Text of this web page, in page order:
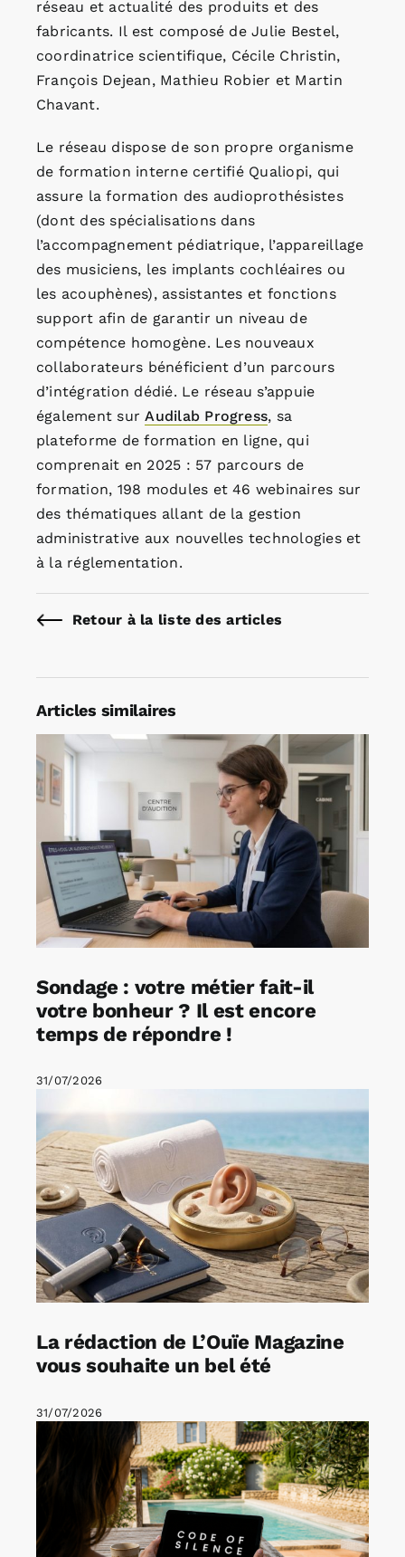
réseau et actualité des produits et des
fabricants. Il est composé de Julie Bestel,
coordinatrice scientifique, Cécile Christin,
François Dejean, Mathieu Robier et Martin
Chavant.
Le réseau dispose de son propre organisme
de formation interne certifié Qualiopi, qui
assure la formation des audioprothésistes
(dont des spécialisations dans
l’accompagnement pédiatrique, l’appareillage
des musiciens, les implants cochléaires ou
les acouphènes), assistantes et fonctions
support afin de garantir un niveau de
compétence homogène. Les nouveaux
collaborateurs bénéficient d’un parcours
d’intégration dédié. Le réseau s’appuie
également surAudilab Progress, sa
plateforme de formation en ligne, qui
comprenait en 2025 : 57 parcours de
formation, 198 modules et 46 webinaires sur
des thématiques allant de la gestion
administrative aux nouvelles technologies et
à la réglementation.
Retour à la liste des articles
Articles similaires
Sondage : votre métier fait-il
votre bonheur ? Il est encore
temps de répondre !
31/07/2026
La rédaction de L’Ouïe Magazine
vous souhaite un bel été
31/07/2026